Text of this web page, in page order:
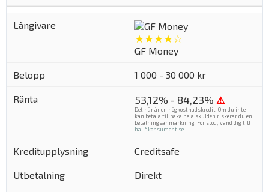
★★★★☆
GF Money
1 000 - 30 000 kr
53,12% - 84,23% ⚠
Det här är en högkostnadskredit. Om du inte
kan betala tillbaka hela skulden riskerar du en
betalningsanmärkning. För stöd, vänd dig till
hallåkonsument.se.
Creditsafe
Direkt